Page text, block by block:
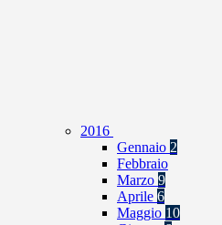
2016
Gennaio 2
Febbraio
Marzo 9
Aprile 6
Maggio 10